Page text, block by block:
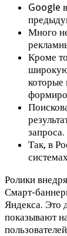
Google
Много
Кроме
которые
запроса.
Так, в
Ролики
Смарт-
Яндекса. Это
показывают